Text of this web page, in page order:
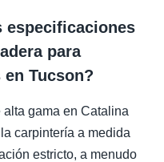
especificaciones
para
Tucson?
gama en Catalina
carpintería a medida
estricto, a menudo